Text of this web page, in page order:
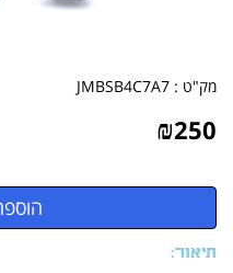
מק"ט : JMBSB4C7A7
₪250
תיאור: